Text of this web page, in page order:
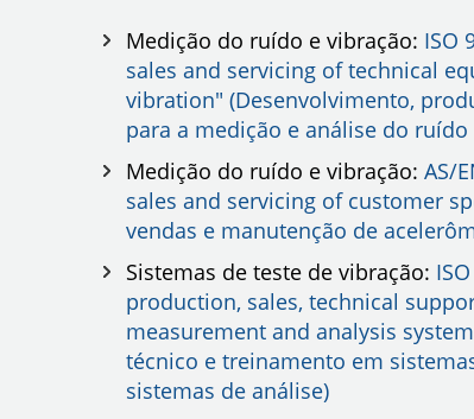
Medição do ruído e vibração: ISO
sales and servicing of technical
vibration" (Desenvolvimento,
para a medição e análise do ruído
Medição do ruído e vibração: AS/
sales and servicing of customer
vendas e manutenção de
Sistemas de teste de vibração:
production, sales, technical
measurement and analysis
técnico e treinamento em
sistemas de análise)